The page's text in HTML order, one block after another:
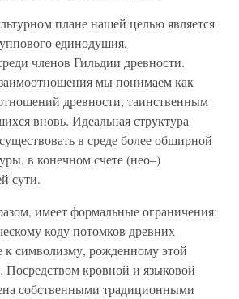
плане нашей целью является
единодушия,
членов Гильдии древности.
мы понимаем как
древности, таинственным
вновь. Идеальная структура
в среде более обширной
в конечном счете (нео–)
сути.
имеет формальные ограничения:
коду потомков древних
к символизму, рожденному этой
Посредством кровной и языковой
собственными традиционными